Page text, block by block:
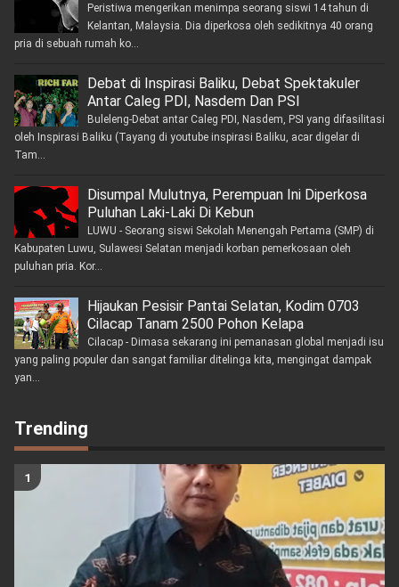
Peristiwa mengerikan menimpa seorang siswi 14 tahun di
Kelantan, Malaysia. Dia diperkosa oleh sedikitnya 40 orang
pria di sebuah rumah ko...
Debat di Inspirasi Baliku, Debat Spektakuler
Antar Caleg PDI, Nasdem Dan PSI
Buleleng-Debat antar Caleg PDI, Nasdem, PSI yang difasilitasi
oleh Inspirasi Baliku (Tayang di youtube inspirasi Baliku, acar digelar di
Tam...
Disumpal Mulutnya, Perempuan Ini Diperkosa
Puluhan Laki-Laki Di Kebun
LUWU - Seorang siswi Sekolah Menengah Pertama (SMP) di
Kabupaten Luwu, Sulawesi Selatan menjadi korban pemerkosaan oleh
puluhan pria. Kor...
Hijaukan Pesisir Pantai Selatan, Kodim 0703
Cilacap Tanam 2500 Pohon Kelapa
Cilacap - Dimasa sekarang ini pemanasan global menjadi isu
yang paling populer dan sangat familiar ditelinga kita, mengingat dampak
yan...
Trending